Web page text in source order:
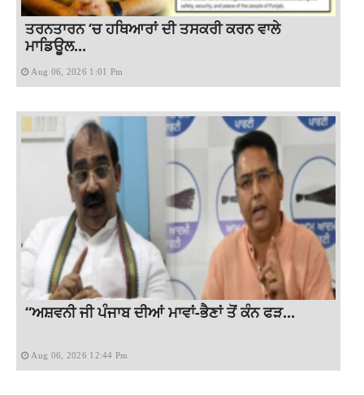
ਤਰਨਤਾਰਨ ‘ਚ ਹਥਿਆਰਾਂ ਦੀ ਤਸਕਰੀ ਕਰਨ ਵਾਲੇ
ਮਾਡਿਊਲ...
Aug 06, 2026 1:01 Pm
“ਅਸ਼ਵਨੀ ਜੀ ਪੰਜਾਬ ਦੀਆਂ ਮਾਵਾਂ-ਭੈਣਾਂ ਤੋਂ ਕੰਨ ਫੜ...
Aug 06, 2026 12:44 Pm